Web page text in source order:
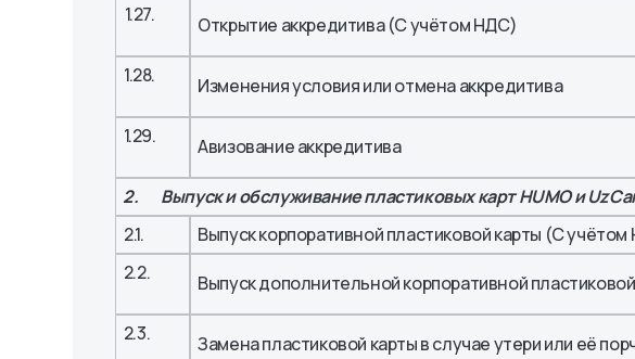
1.27. Открытие аккредитива (С учётом НДС)
1.28. Изменения условия или отмена аккредитива
1.29. Авизование аккредитива
2. Выпуск и обслуживание пластиковых картHUMO и
2.1.
Выпуск корпоративной пластиковой карты (С
2.2.
Выпуск дополнительной корпоративной
2.3. Замена пластиковой карты в случае утери или её